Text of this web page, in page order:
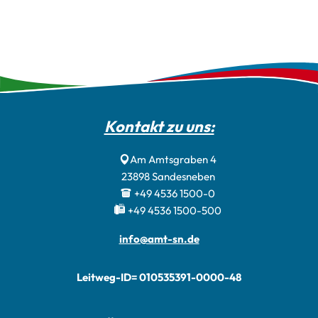
Kontakt zu uns:
Am Amtsgraben 4
23898Sandesneben
+49 4536 1500-0
+49 4536 1500-500
info@amt-sn.de
Leitweg-ID= 010535391-0000-48